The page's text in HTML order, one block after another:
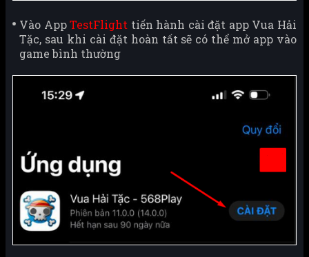
Vào AppTestFlight tiến hành cài đặt app Vua Hải
Tặc, sau khi cài đặt hoàn tất sẽ có thể mở app vào
game bình thường